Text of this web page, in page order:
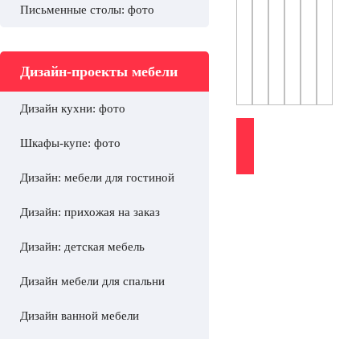
Письменные столы: фото
Дизайн-проекты мебели
Дизайн кухни: фото
Шкафы-купе: фото
Дизайн: мебели для гостиной
Дизайн: прихожая на заказ
Дизайн: детская мебель
Дизайн мебели для спальни
Дизайн ванной мебели